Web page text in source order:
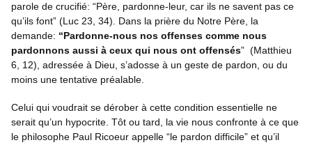
parole de crucifié: “Père, pardonne-leur, car ils ne savent pas ce
qu’ils font” (Luc 23, 34). Dans la prière du Notre Père, la
demande: “Pardonne-nous nos offenses comme nous
pardonnons aussi à ceux qui nous ont offensés” (Matthieu
6, 12), adressée à Dieu, s’adosse à un geste de pardon, ou du
moins une tentative préalable.
Celui qui voudrait se dérober à cette condition essentielle ne
serait qu’un hypocrite. Tôt ou tard, la vie nous confronte à ce que
le philosophe Paul Ricoeur appelle “le pardon difficile” et qu’il